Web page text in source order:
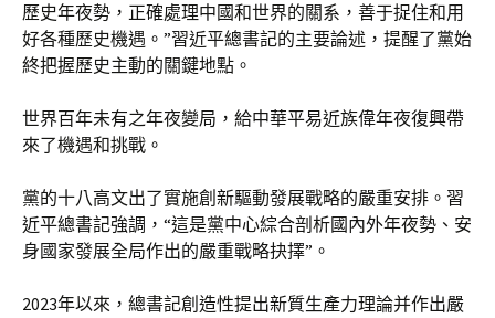
歷史年夜勢，正確處理中國和世界的關系，善于捉住和用
好各種歷史機遇。”習近平總書記的主要論述，提醒了黨始
終把握歷史主動的關鍵地點。
世界百年未有之年夜變局，給中華平易近族偉年夜復興帶
來了機遇和挑戰。
黨的十八高文出了實施創新驅動發展戰略的嚴重安排。習
近平總書記強調，“這是黨中心綜合剖析國內外年夜勢、安
身國家發展全局作出的嚴重戰略抉擇”。
2023年以來，總書記創造性提出新質生產力理論并作出嚴